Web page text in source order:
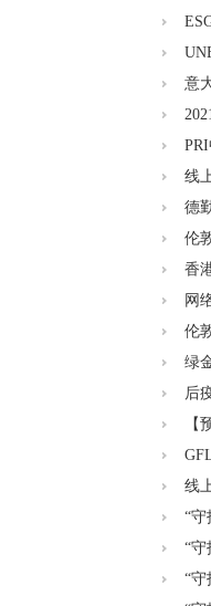
意
线
德
伦
香
网
伦
绿
后
【
线
“守
“守
“守